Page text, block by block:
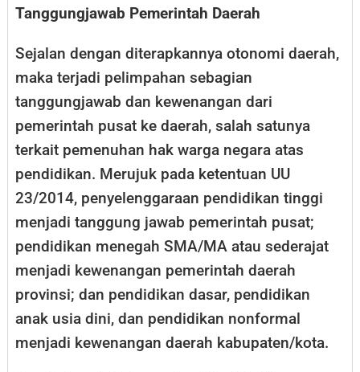
Tanggungjawab Pemerintah Daerah
Sejalan dengan diterapkannya otonomi daerah,
maka terjadi pelimpahan sebagian
tanggungjawab dan kewenangan dari
pemerintah pusat ke daerah, salah satunya
terkait pemenuhan hak warga negara atas
pendidikan. Merujuk pada ketentuan UU
23/2014, penyelenggaraan pendidikan tinggi
menjadi tanggung jawab pemerintah pusat;
pendidikan menegah SMA/MA atau sederajat
menjadi kewenangan pemerintah daerah
provinsi; dan pendidikan dasar, pendidikan
anak usia dini, dan pendidikan nonformal
menjadi kewenangan daerah kabupaten/kota.